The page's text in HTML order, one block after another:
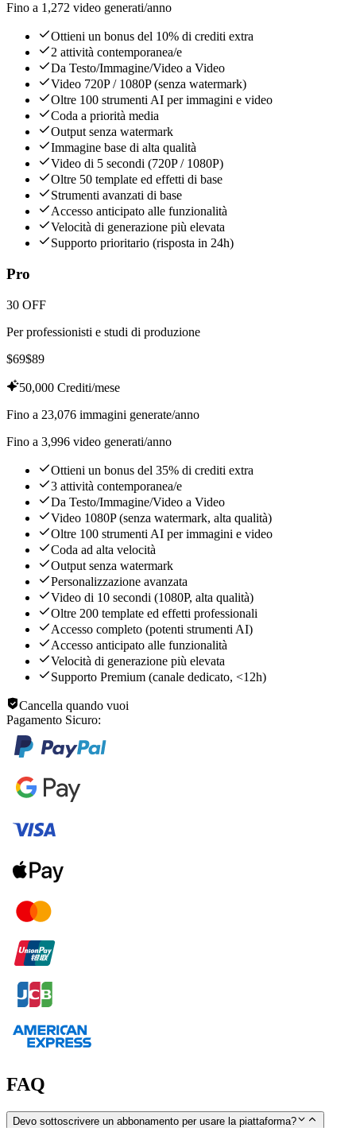
Fino a 1,272 video generati/anno
Ottieni un bonus del 10% di crediti extra
2 attività contemporanea/e
Da Testo/Immagine/Video a Video
Video 720P / 1080P (senza watermark)
Oltre 100 strumenti AI per immagini e video
Coda a priorità media
Output senza watermark
Immagine base di alta qualità
Video di 5 secondi (720P / 1080P)
Oltre 50 template ed effetti di base
Strumenti avanzati di base
Accesso anticipato alle funzionalità
Velocità di generazione più elevata
Supporto prioritario (risposta in 24h)
Pro
30 OFF
Per professionisti e studi di produzione
$69$89
50,000 Crediti/mese
Fino a 23,076 immagini generate/anno
Fino a 3,996 video generati/anno
Ottieni un bonus del 35% di crediti extra
3 attività contemporanea/e
Da Testo/Immagine/Video a Video
Video 1080P (senza watermark, alta qualità)
Oltre 100 strumenti AI per immagini e video
Coda ad alta velocità
Output senza watermark
Personalizzazione avanzata
Video di 10 secondi (1080P, alta qualità)
Oltre 200 template ed effetti professionali
Accesso completo (potenti strumenti AI)
Accesso anticipato alle funzionalità
Velocità di generazione più elevata
Supporto Premium (canale dedicato, <12h)
Cancella quando vuoi
Pagamento Sicuro:
FAQ
Devo sottoscrivere un abbonamento per usare la piattaforma?